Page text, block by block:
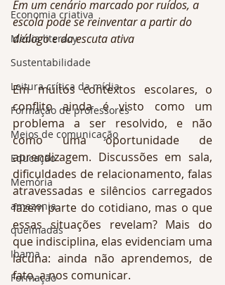
Economia criativa
Media literacy
Sustentabilidade
Leitura crítica da mídia
Formação de professores
Meios de comunicação
Educação
Memória
amazonia
queimadas
Ibama
Formação
Em um cenário marcado por ruídos, a
escola pode se reinventar a partir do
diálogo e da escuta ativa
Em muitos contextos escolares, o
conflito ainda é visto como um
problema a ser resolvido, e não
como uma oportunidade de
aprendizagem. Discussões em sala,
dificuldades de relacionamento, falas
atravessadas e silêncios carregados
fazem parte do cotidiano, mas o que
essas situações revelam? Mais do
que indisciplina, elas evidenciam uma
lacuna: ainda não aprendemos, de
fato, a nos comunicar.